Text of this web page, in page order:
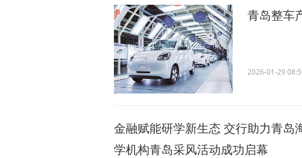
青岛整车
2026-01-29
金融赋能研学新生态 交行助力青
学机构青岛采风活动成功启幕